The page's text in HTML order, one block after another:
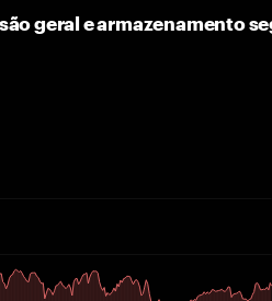
geral e armazenamento